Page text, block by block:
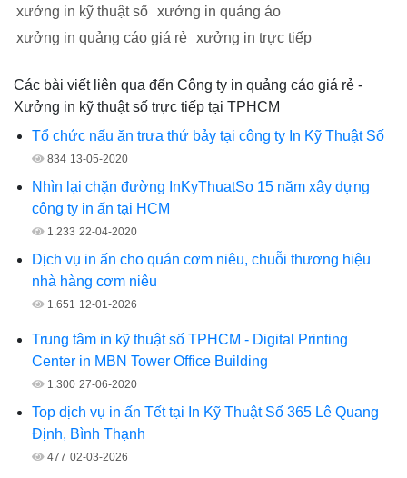
xưởng in kỹ thuật số xưởng in quảng áo
xưởng in quảng cáo giá rẻ xưởng in trực tiếp
Các bài viết liên qua đến Công ty in quảng cáo giá rẻ -
Xưởng in kỹ thuật số trực tiếp tại TPHCM
Tổ chức nấu ăn trưa thứ bảy tại công ty In Kỹ Thuật Số
834 13-05-2020
Nhìn lại chặn đường InKyThuatSo 15 năm xây dựng
công ty in ấn tại HCM
1.233 22-04-2020
Dịch vụ in ấn cho quán cơm niêu, chuỗi thương hiệu
nhà hàng cơm niêu
1.651 12-01-2026
Trung tâm in kỹ thuật số TPHCM - Digital Printing
Center in MBN Tower Office Building
1.300 27-06-2020
Top dịch vụ in ấn Tết tại In Kỹ Thuật Số 365 Lê Quang
Định, Bình Thạnh
477 02-03-2026